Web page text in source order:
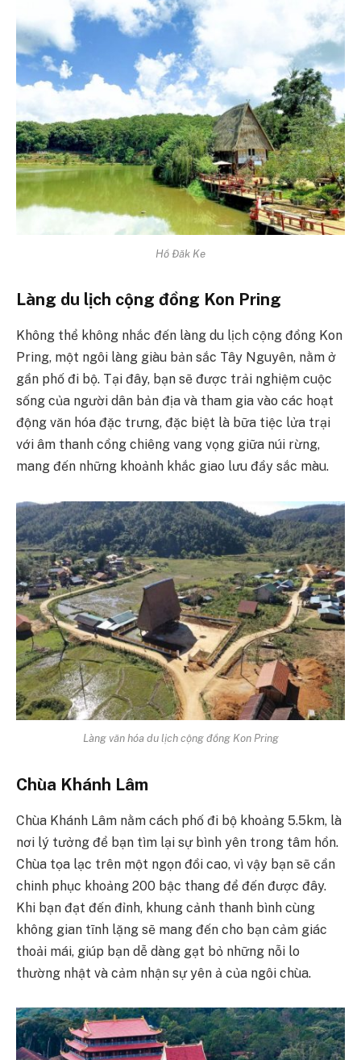
Hồ Đăk Ke
Làng du lịch cộng đồng Kon Pring
Không thể không nhắc đến làng du lịch cộng đồng Kon
Pring, một ngôi làng giàu bản sắc Tây Nguyên, nằm ở
gần phố đi bộ. Tại đây, bạn sẽ được trải nghiệm cuộc
sống của người dân bản địa và tham gia vào các hoạt
động văn hóa đặc trưng, đặc biệt là bữa tiệc lửa trại
với âm thanh cồng chiêng vang vọng giữa núi rừng,
mang đến những khoảnh khắc giao lưu đầy sắc màu.
Làng văn hóa du lịch cộng đồng Kon Pring
Chùa Khánh Lâm
Chùa Khánh Lâm nằm cách phố đi bộ khoảng 5.5km, là
nơi lý tưởng để bạn tìm lại sự bình yên trong tâm hồn.
Chùa tọa lạc trên một ngọn đồi cao, vì vậy bạn sẽ cần
chinh phục khoảng 200 bậc thang để đến được đây.
Khi bạn đạt đến đỉnh, khung cảnh thanh bình cùng
không gian tĩnh lặng sẽ mang đến cho bạn cảm giác
thoải mái, giúp bạn dễ dàng gạt bỏ những nỗi lo
thường nhật và cảm nhận sự yên ả của ngôi chùa.